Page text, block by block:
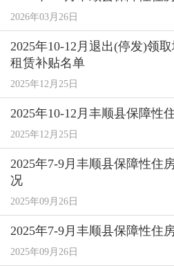
2026年03月26日
2025年10-12月退出(停发)领
租赁补贴名单
2025年12月25日
2025年10-12月丰顺县保障性
2025年12月25日
2025年7-9月丰顺县保障性住
况
2025年09月26日
2025年7-9月丰顺县保障性住
2025年09月26日